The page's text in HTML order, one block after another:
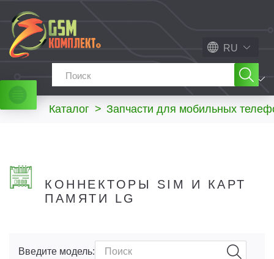
RU
МЕНЮ
Каталог > Запчасти для мобильных
КОННЕКТОРЫ SIM И КАРТ
ПАМЯТИ LG
Введите модель: